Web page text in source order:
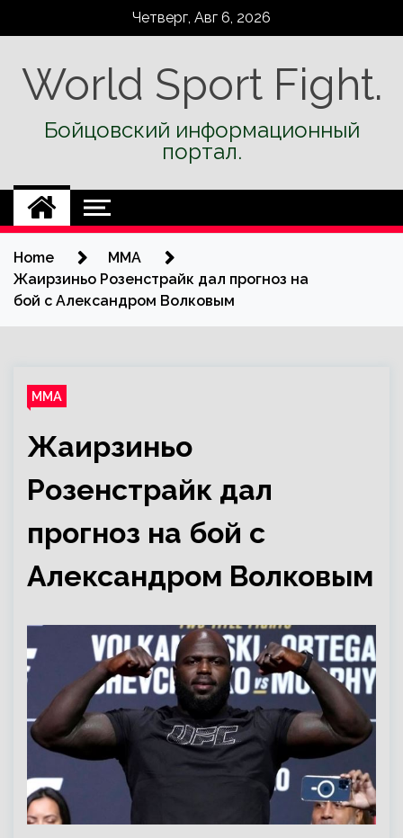
Четверг, Авг 6, 2026
World Sport Fight.
Бойцовский информационный
портал.
Home
ММА
Жаирзиньо Розенстрайк дал прогноз на
бой с Александром Волковым
ММА
Жаирзиньо
Розенстрайк дал
прогноз на бой с
Александром Волковым